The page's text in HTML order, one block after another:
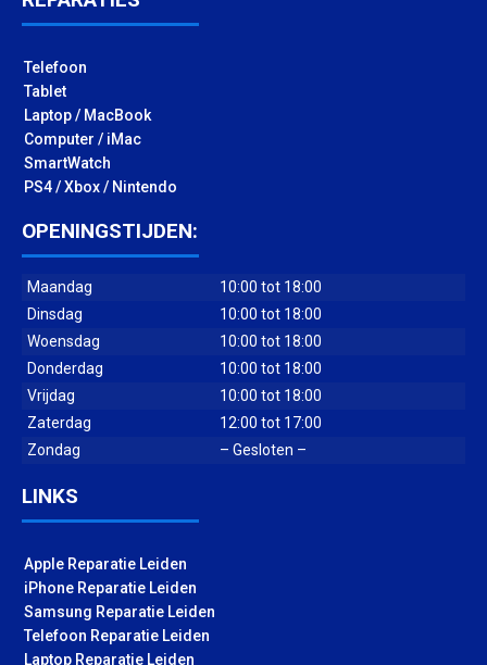
Telefoon
Tablet
Laptop / MacBook
Computer / iMac
SmartWatch
PS4 / Xbox / Nintendo
OPENINGSTIJDEN:
Maandag
10:00 tot 18:00
Dinsdag
10:00 tot 18:00
Woensdag
10:00 tot 18:00
Donderdag
10:00 tot 18:00
Vrijdag
10:00 tot 18:00
Zaterdag
12:00 tot 17:00
Zondag
– Gesloten –
LINKS
Apple Reparatie Leiden
iPhone Reparatie Leiden
Samsung Reparatie Leiden
Telefoon Reparatie Leiden
Laptop Reparatie Leiden